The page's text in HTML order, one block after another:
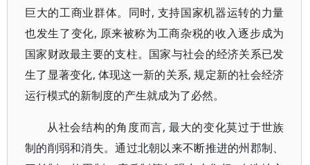
巨大的工商业群体。同时, 支持国家机器运转的力量
也发生了变化, 原来被称为工商杂税的收入逐步成为
国家财政最主要的支柱。国家与社会的经济关系已发
生了显著变化, 体现这一新的关系, 规定新的社会经济
运行模式的新制度的产生就成为了必然。
从社会结构的角度而言, 最大的变化莫过于世族
制的削弱和消失。通过北朝以来不断推进的州郡制、